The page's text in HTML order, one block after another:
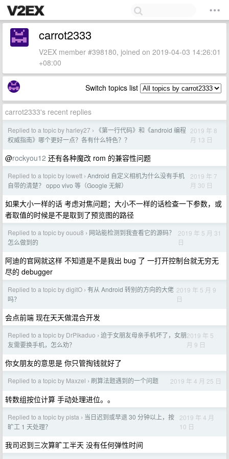
carrot2333
V2EX member #398180, joined on 2019-04-03 14:26:01
+08:00
Switch topics list
carrot2333's recent replies
Replied to a topic by harley27 ›
《第一行代码》和《android 编程
权威指南》哪个更好一点？各有什么特色？？
2019 年 8
月 13 日
@rockyou12 还有各种魔改 rom 的兼容性问题
Replied to a topic by lowett › Android 自定义相机为什么没有手机
自带的清楚？ oppo vivo 等（Google 无解）
2019 年 7
月 30 日
如果大小一样的话 考虑对焦问题；大小不一样的话检查一下参数，或
者取值的时候是不是取到了预览图的路径
Replied to a topic by ouou8 › 网站能检测到我查看它的源码？
怎么做到的
2019 年 5 月 31
日
阿迪的官网就这样 不知道是不是我出 bug 了 一打开控制台就无穷无
尽的 debugger
Replied to a topic by digitO › 有从 Android 转别的方向的大佬
吗？
2019 年 5 月 9
日
会点前端 现在天天做混合开发
Replied to a topic by DrPikaduo › 迫于女朋友母亲手机坏了，女朋
友需要换手机，怎么劝？
2019 年 5
月 9 日
你女朋友的意思是 你只管掏钱就好了
Replied to a topic by Maxzel › 刷算法题遇到的一个问题 2019 年 4 月 25 日
转数组按位计算 手动处理进位。。
Replied to a topic by pista › 当日迟到或早退 30 分钟以上，按
旷工 1 天处理？
2019 年 4 月
10 日
我司迟到三次算旷工半天 没有任何弹性时间